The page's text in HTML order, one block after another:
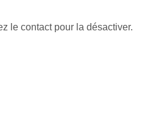
le contact pour la désactiver.